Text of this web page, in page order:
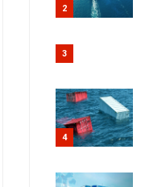
2
3
4